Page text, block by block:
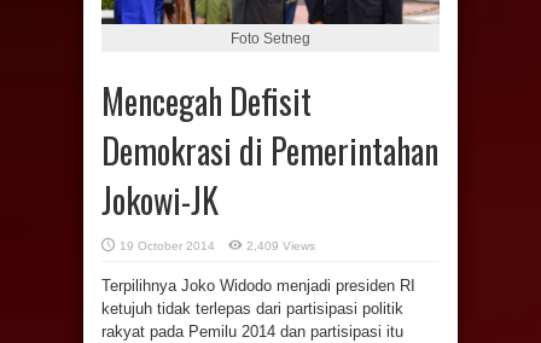
Foto Setneg
Mencegah Defisit
Demokrasi di Pemerintahan
Jokowi-JK
19 October 2014 2,409 Views
Terpilihnya Joko Widodo menjadi presiden RI
ketujuh tidak terlepas dari partisipasi politik
rakyat pada Pemilu 2014 dan partisipasi itu